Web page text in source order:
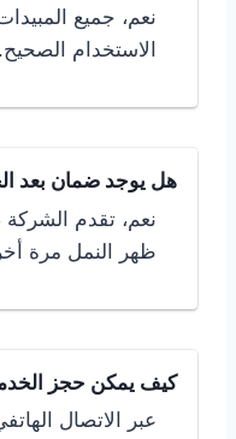
نعم، جميع
الاستخدام الصحيح.
هل يوجد ضمان بعد
نعم، تقدم الشركة
ظهر النمل مرة
كيف يمكن حجز
عبر الاتصال